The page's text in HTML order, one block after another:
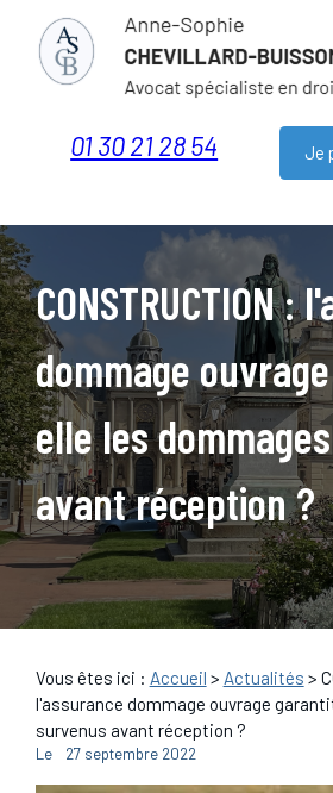
01 30 21 28 54 Je
CONSTRUCTION :
dommage
elle les
avant réception ?
Vous êtes ici : Accueil > Actualités >
l'assurance dommage ouvrage
survenus avant réception ?
Le 27 septembre 2022
Panneau de gestion des cookies